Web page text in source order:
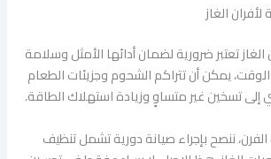
الغاز
الغاز تعتبر ضرورية لضمان أدائها الأمثل وسلامة
يمكن أن تتراكم الشحوم وجزيئات الطعام
إلى تسخين غير متساوٍ وزيادة استهلاك الطاقة.
ننصح بإجراء صيانة دورية تشمل تنظيف